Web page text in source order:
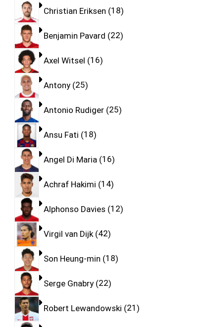
Christian Eriksen 18
Benjamin Pavard 22
Axel Witsel 16
Antony 25
Antonio Rudiger 25
Ansu Fati 18
Angel Di Maria 16
Achraf Hakimi 14
Alphonso Davies 12
Virgil van Dijk 42
Son Heung-min 18
Serge Gnabry 22
Robert Lewandowski 21